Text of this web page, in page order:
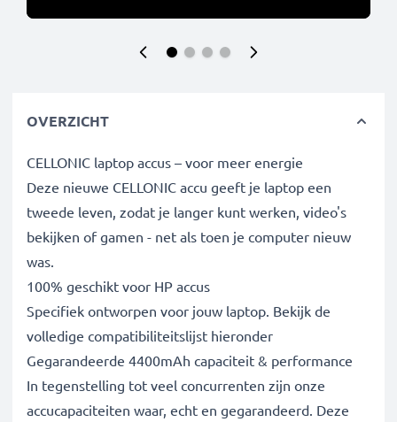
OVERZICHT
CELLONIC laptop accus – voor meer energie
Deze nieuwe CELLONIC accu geeft je laptop een
tweede leven, zodat je langer kunt werken, video's
bekijken of gamen - net als toen je computer nieuw
was.
100% geschikt voor HP accus
Specifiek ontworpen voor jouw laptop. Bekijk de
volledige compatibiliteitslijst hieronder
Gegarandeerde 4400mAh capaciteit & performance
In tegenstelling tot veel concurrenten zijn onze
accucapaciteiten waar, echt en gegarandeerd. Deze